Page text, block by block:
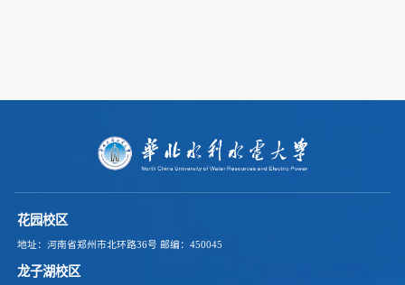
花园校区
地址：河南省郑州市北环路36号 邮编：450045
龙子湖校区